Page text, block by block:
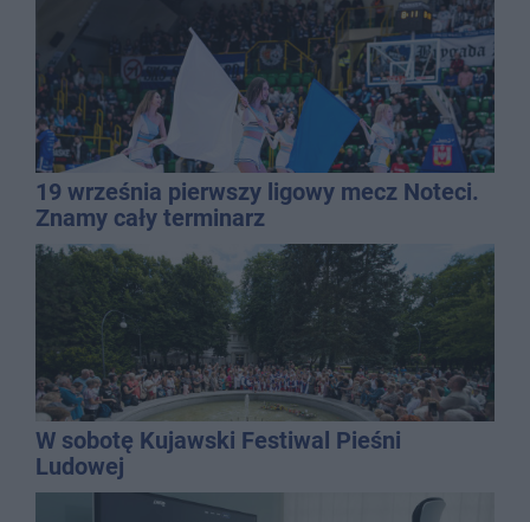
19 września pierwszy ligowy mecz Noteci.
Znamy cały terminarz
W sobotę Kujawski Festiwal Pieśni
Ludowej